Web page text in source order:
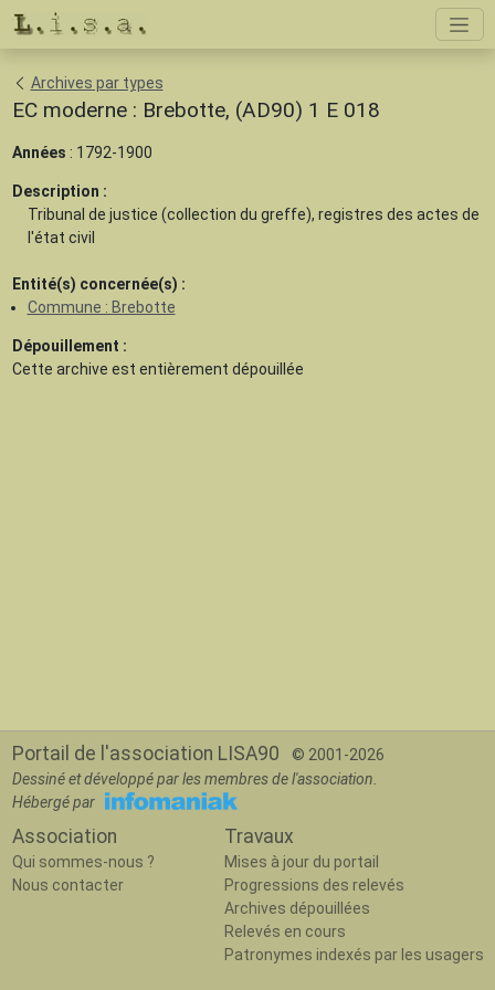
Archives par types
EC moderne : Brebotte, (AD90) 1 E 018
Années : 1792-1900
Description :
Tribunal de justice (collection du greffe), registres des actes de
l'état civil
Entité(s) concernée(s) :
Commune : Brebotte
Dépouillement :
Cette archive est entièrement dépouillée
Portail de l'association LISA90
© 2001-2026
Dessiné et développé par les membres de l'association.
Hébergé par
Association
Qui sommes-nous ?
Nous contacter
Travaux
Mises à jour du portail
Progressions des relevés
Archives dépouillées
Relevés en cours
Patronymes indexés par les usagers